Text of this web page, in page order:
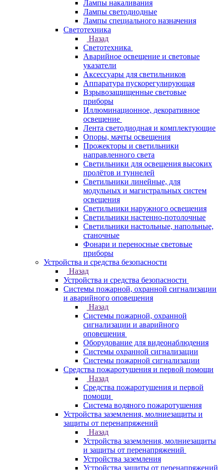
Лампы накаливания
Лампы светодиодные
Лампы специального назначения
Светотехника
Назад
Светотехника
Аварийное освещение и световые
указатели
Аксессуары для светильников
Аппаратура пускорегулирующая
Взрывозащищенные световые
приборы
Иллюминационное, декоративное
освещение
Лента светодиодная и комплектующие
Опоры, мачты освещения
Прожекторы и светильники
направленного света
Светильники для освещения высоких
пролётов и туннелей
Светильники линейные, для
модульных и магистральных систем
освещения
Светильники наружного освещения
Светильники настенно-потолочные
Светильники настольные, напольные,
станочные
Фонари и переносные световые
приборы
Устройства и средства безопасности
Назад
Устройства и средства безопасности
Системы пожарной, охранной сигнализации
и аварийного оповещения
Назад
Системы пожарной, охранной
сигнализации и аварийного
оповещения
Оборудование для видеонаблюдения
Системы охранной сигнализации
Системы пожарной сигнализации
Средства пожаротушения и первой помощи
Назад
Средства пожаротушения и первой
помощи
Система водяного пожаротушения
Устройства заземления, молниезащиты и
защиты от перенапряжений
Назад
Устройства заземления, молниезащиты
и защиты от перенапряжений
Устройства заземления
Устройства защиты от перенапряжений